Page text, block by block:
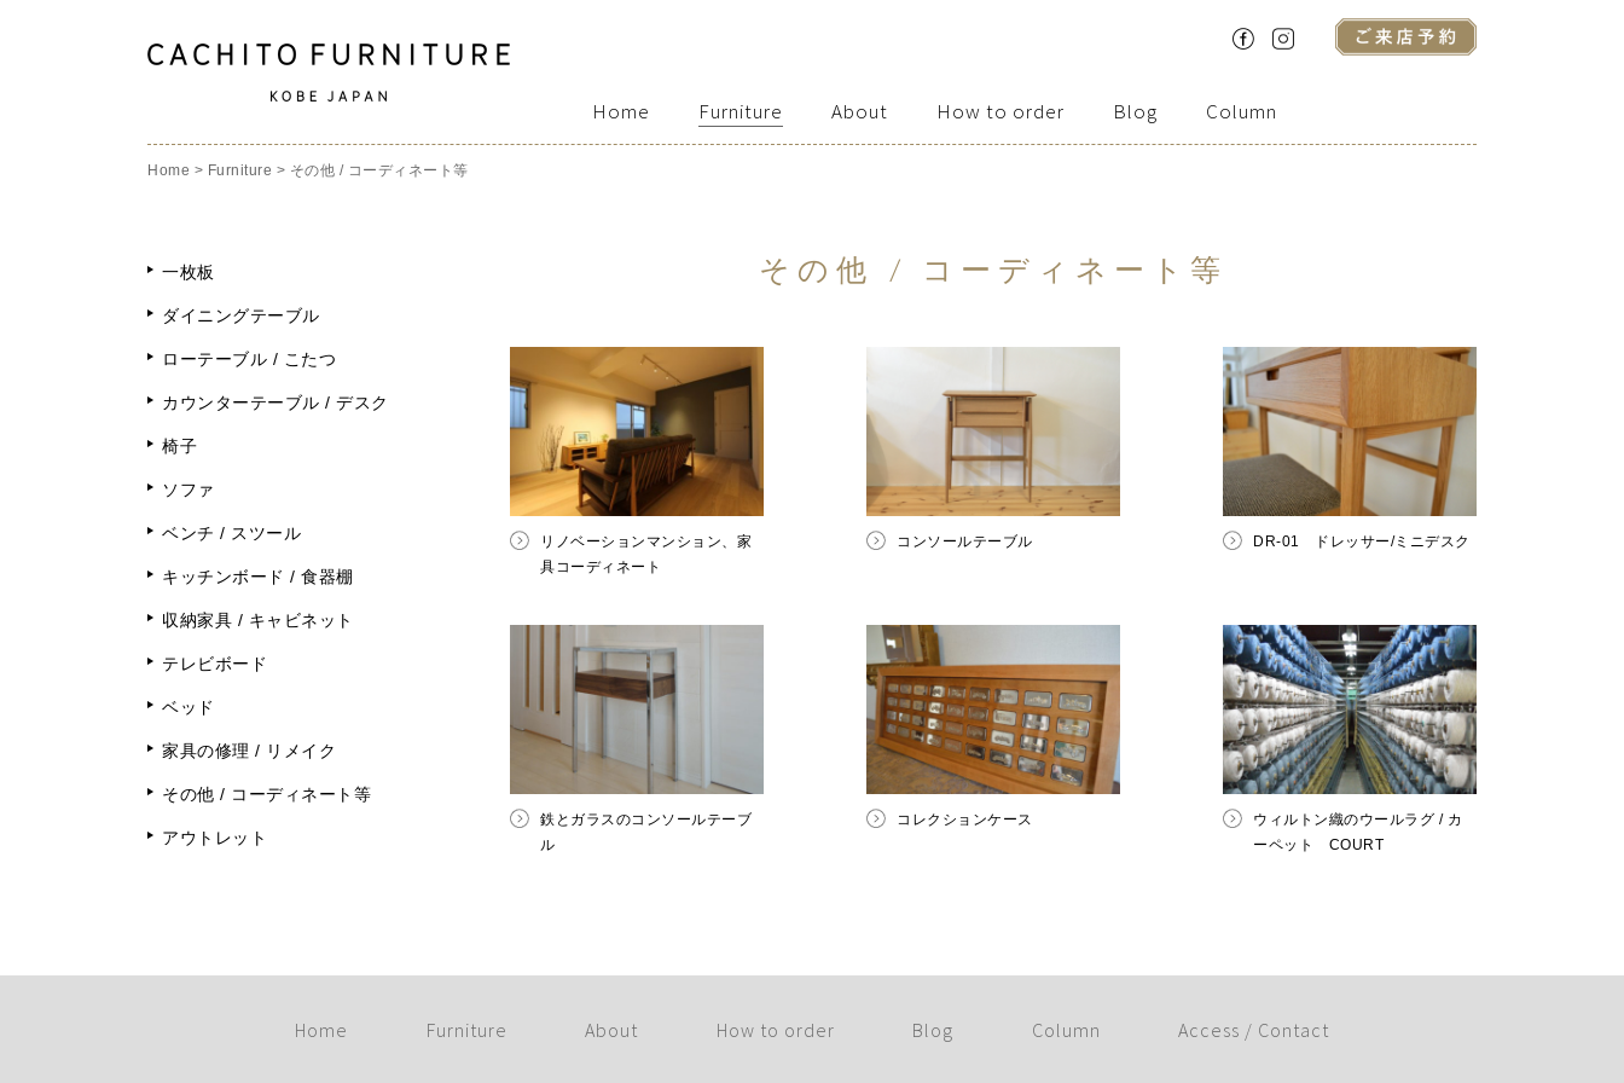
Home Furniture About How to order Blog
Column
Access / Contact
Home > Furniture > その他 / コーディネート等
その他 / コーディネート等
リノベーションマンション、家
具コーディネート
コンソールテーブル DR-01 ドレッサー/ミニデスク
鉄とガラスのコンソールテーブ
ル
コレクションケース
ウィルトン織のウールラグ / カ
ーペット COURT
一枚板
ダイニングテーブル
ローテーブル / こたつ
カウンターテーブル / デスク
椅子
ソファ
ベンチ / スツール
キッチンボード / 食器棚
収納家具 / キャビネット
テレビボード
ベッド
家具の修理 / リメイク
その他 / コーディネート等
アウトレット
Home Furniture About How to order Blog Column Access / Contact